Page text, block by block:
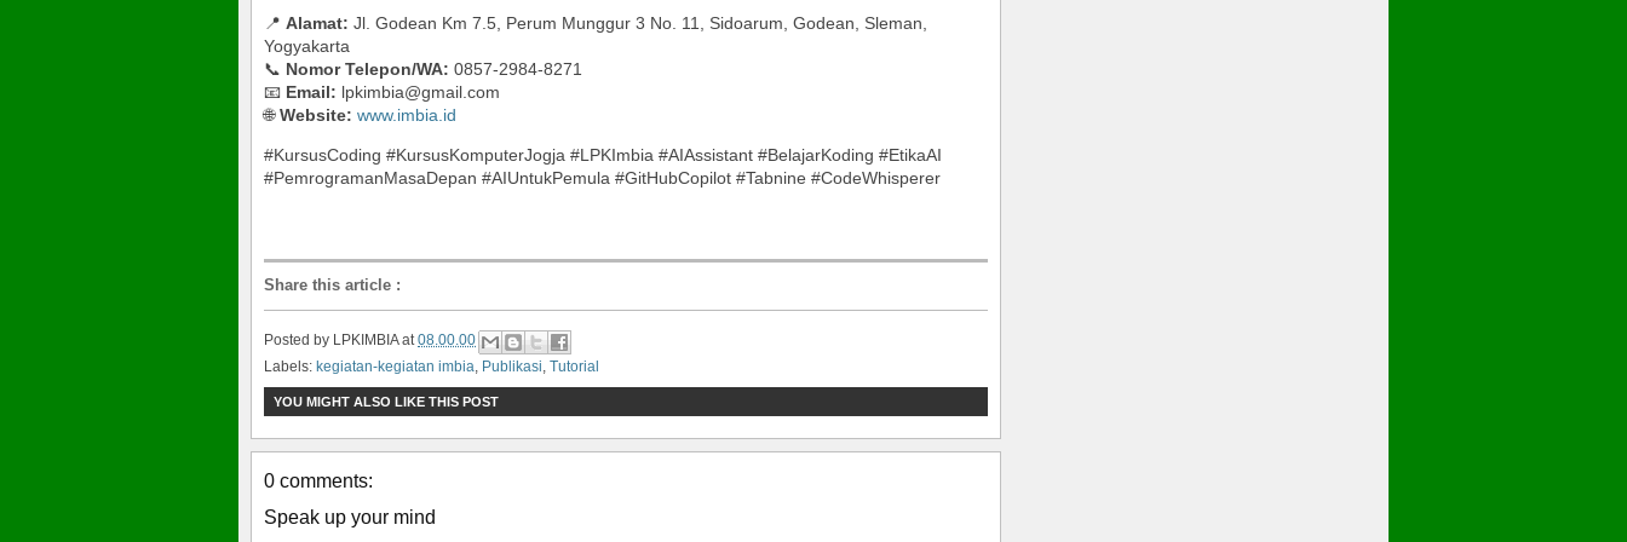
📍 Alamat: Jl. Godean Km 7.5, Perum Munggur 3 No. 11, Sidoarum, Godean, Sleman,
Yogyakarta
📞 Nomor Telepon/WA: 0857-2984-8271
📧 Email: lpkimbia@gmail.com
🌐Website: www.imbia.id
#KursusCoding #KursusKomputerJogja #LPKImbia #AIAssistant #BelajarKoding #EtikaAI
#PemrogramanMasaDepan #AIUntukPemula #GitHubCopilot #Tabnine #CodeWhisperer
Share this article :
Posted by LPKIMBIA at08.00.00
Labels: kegiatan-kegiatan imbia, Publikasi, Tutorial
YOU MIGHT ALSO LIKE THIS POST
0 comments:
Speak up your mind